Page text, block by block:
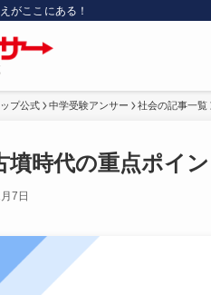
がここにある！
プ公式 中学受験アンサー 社会の記事一覧
墳時代の重点ポイ
7日